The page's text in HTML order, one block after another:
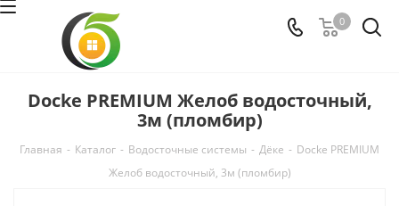
0
Docke PREMIUM Желоб водосточный,
3м (пломбир)
Главная - Каталог - Водосточные системы - Дёке - Docke PREMIUM
Желоб водосточный, 3м (пломбир)